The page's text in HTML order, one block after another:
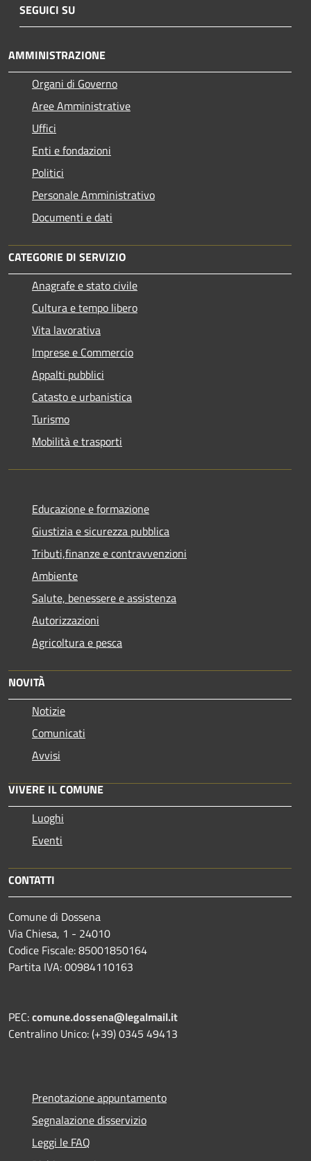
SEGUICI SU
AMMINISTRAZIONE
Organi di Governo
Aree Amministrative
Uffici
Enti e fondazioni
Politici
Personale Amministrativo
Documenti e dati
CATEGORIE DI SERVIZIO
Anagrafe e stato civile
Cultura e tempo libero
Vita lavorativa
Imprese e Commercio
Appalti pubblici
Catasto e urbanistica
Turismo
Mobilità e trasporti
Educazione e formazione
Giustizia e sicurezza pubblica
Tributi,finanze e contravvenzioni
Ambiente
Salute, benessere e assistenza
Autorizzazioni
Agricoltura e pesca
NOVITÀ
Notizie
Comunicati
Avvisi
VIVERE IL COMUNE
Luoghi
Eventi
CONTATTI
Comune di Dossena
Via Chiesa, 1 - 24010
Codice Fiscale: 85001850164
Partita IVA: 00984110163
PEC:comune.dossena@legalmail.it
Centralino Unico: (+39) 0345 49413
Prenotazione appuntamento
Segnalazione disservizio
Leggi le FAQ